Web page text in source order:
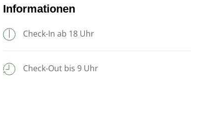
Informationen
Check-In ab 18 Uhr
Check-Out bis 9 Uhr